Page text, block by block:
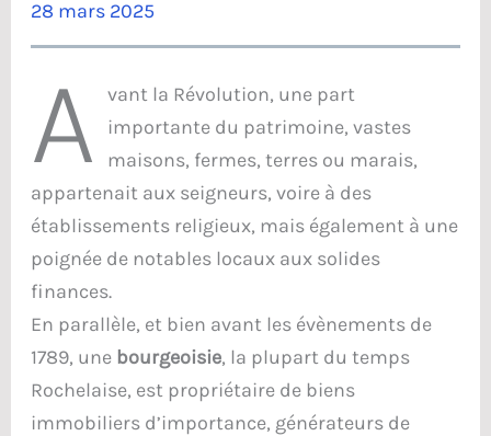
28 mars 2025
A
vant la Révolution, une part
importante du patrimoine, vastes
maisons, fermes, terres ou marais,
appartenait aux seigneurs, voire à des
établissements religieux, mais également à une
poignée de notables locaux aux solides
finances.
En parallèle, et bien avant les évènements de
1789, une bourgeoisie, la plupart du temps
Rochelaise, est propriétaire de biens
immobiliers d’importance, générateurs de